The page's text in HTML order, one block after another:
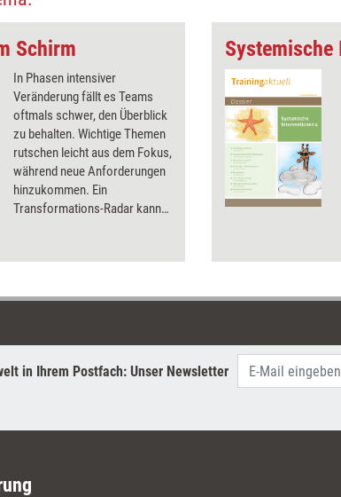
Schirm
In Phasen intensiver
Veränderung fällt es Teams
oftmals schwer, den Überblick
zu behalten. Wichtige Themen
rutschen leicht aus dem Fokus,
während neue Anforderungen
hinzukommen. Ein
Transformations-Radar kann
ordnen – sodass
gesteuert werden können.
in Ihrem Postfach: Unser Newsletter